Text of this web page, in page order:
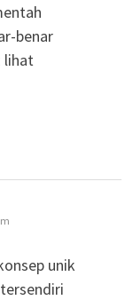
benar
lihat
unik